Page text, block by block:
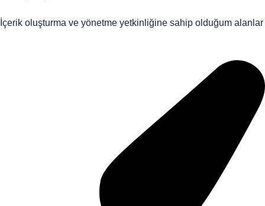
İçerik oluşturma ve yönetme yetkinliğine sahip olduğum alanlar